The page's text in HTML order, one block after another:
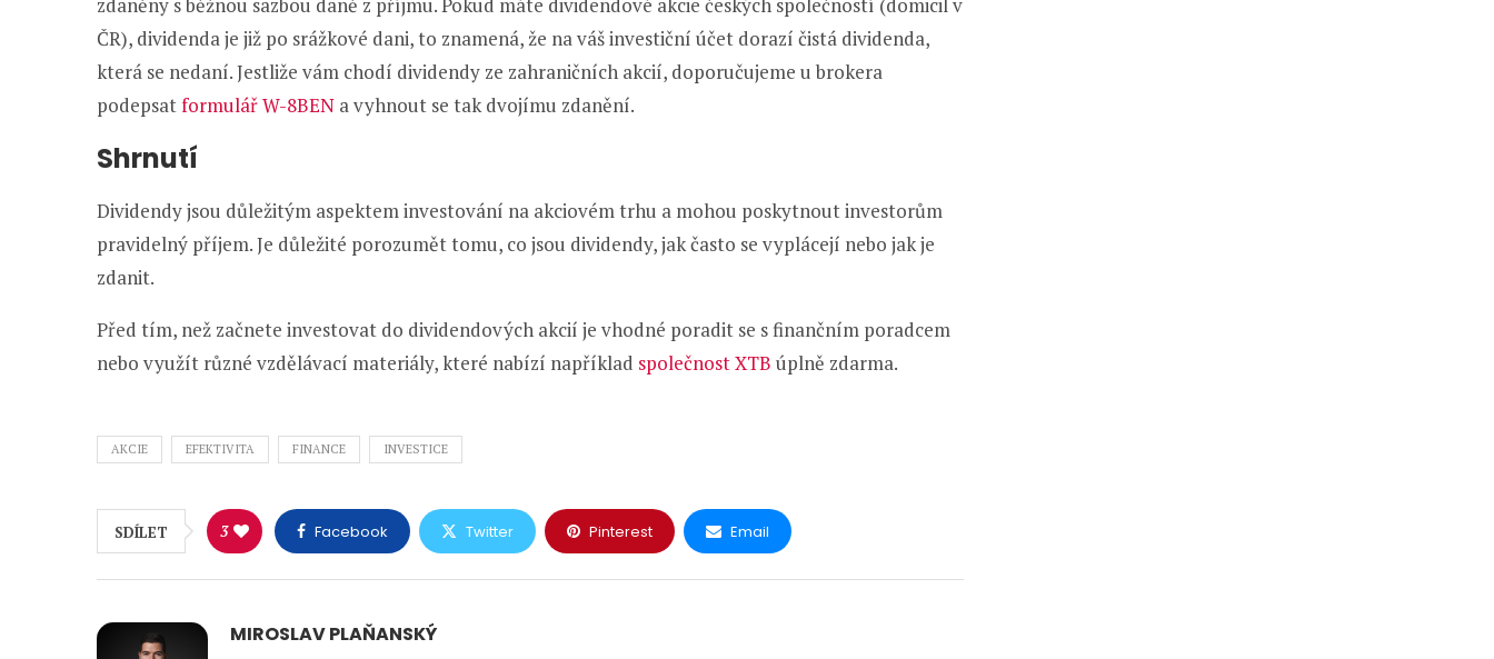
ČR), dividenda je již po srážkové dani, to znamená, že na váš investiční účet dorazí čistá dividenda,
která se nedaní. Jestliže vám chodí dividendy ze zahraničních akcií, doporučujeme u brokera
podepsatformulář W-8BEN a vyhnout se tak dvojímu zdanění.
Shrnutí
Dividendy jsou důležitým aspektem investování na akciovém trhu a mohou poskytnout investorům
pravidelný příjem. Je důležité porozumět tomu, co jsou dividendy, jak často se vyplácejí nebo jak je
zdanit.
Před tím, než začnete investovat do dividendových akcií je vhodné poradit se s finančním poradcem
nebo využít různé vzdělávací materiály, které nabízí například společnost XTB úplně zdarma.
AKCIE EFEKTIVITA FINANCE INVESTICE
SDÍLET 3 Facebook Twitter Pinterest Email
MIROSLAV PLAŇANSKÝ